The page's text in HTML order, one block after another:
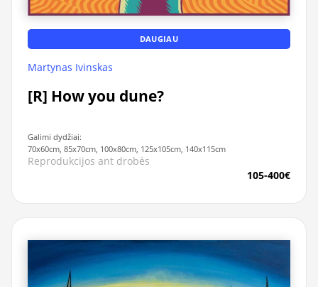
DAUGIAU
Martynas Ivinskas
[R] How you dune?
Galimi dydžiai:
70x60cm, 85x70cm, 100x80cm, 125x105cm, 140x115cm
Reprodukcijos ant drobės
105-400€